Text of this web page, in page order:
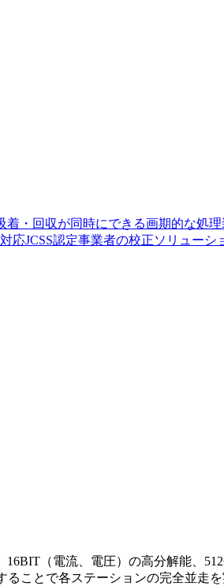
・回収が同時にできる画期的な処理
応JCSS認定事業者の校正ソリューシ
（電流、電圧）の高分解能、
ことで各ステーションの完全並走